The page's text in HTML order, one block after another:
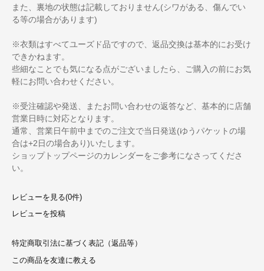
また、裏地の状態は記載しておりません(シワがある、傷んでい
る等の場合があります)
※衣類はすべてユーズド品ですので、返品交換は基本的にお受け
できかねます。
些細なことでも気になる点がございましたら、ご購入の前にお気
軽にお問い合わせください。
※受注確認や発送、またお問い合わせの返答など、基本的に店舗
営業日時に対応となります。
通常、営業日午前中までのご注文で当日発送(ゆうパケットの場
合は+2日の場合あり)いたします。
ショップトップページのカレンダーをご参考になさってくださ
い。
レビューを見る(0件)
レビューを投稿
特定商取引法に基づく表記（返品等）
この商品を友達に教える